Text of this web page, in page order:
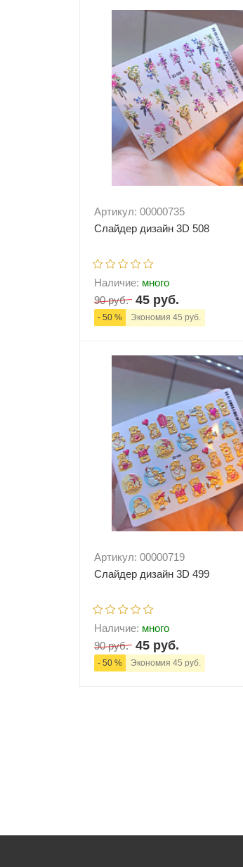
Артикул: 00000735
Слайдер дизайн 3D 508
Наличие: много
90 руб. 45 руб.
- 50 % Экономия 45 руб.
В корзину
Артикул: 00000719
Слайдер дизайн 3D 499
Наличие: много
90 руб. 45 руб.
- 50 % Экономия 45 руб.